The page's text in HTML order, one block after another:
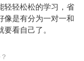
轻轻松松的学习，省
像是有分为一对一和
看自己了。